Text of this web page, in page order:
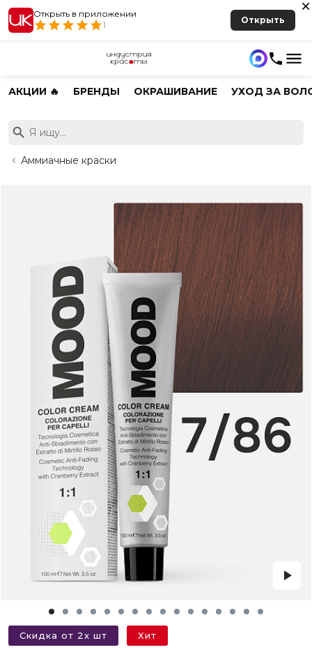
Открыть в приложении
1
Открыть
АКЦИИ 🔥 БРЕНДЫ ОКРАШИВАНИЕ УХОД ЗА
Аммиачные краски
Скидка от 2х шт Хит